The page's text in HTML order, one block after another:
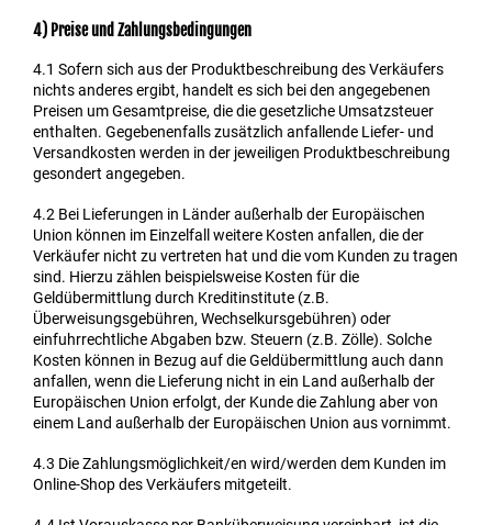
4) Preise und Zahlungsbedingungen
4.1 Sofern sich aus der Produktbeschreibung des Verkäufers
nichts anderes ergibt, handelt es sich bei den angegebenen
Preisen um Gesamtpreise, die die gesetzliche Umsatzsteuer
enthalten. Gegebenenfalls zusätzlich anfallende Liefer- und
Versandkosten werden in der jeweiligen Produktbeschreibung
gesondert angegeben.
4.2 Bei Lieferungen in Länder außerhalb der Europäischen
Union können im Einzelfall weitere Kosten anfallen, die der
Verkäufer nicht zu vertreten hat und die vom Kunden zu tragen
sind. Hierzu zählen beispielsweise Kosten für die
Geldübermittlung durch Kreditinstitute (z.B.
Überweisungsgebühren, Wechselkursgebühren) oder
einfuhrrechtliche Abgaben bzw. Steuern (z.B. Zölle). Solche
Kosten können in Bezug auf die Geldübermittlung auch dann
anfallen, wenn die Lieferung nicht in ein Land außerhalb der
Europäischen Union erfolgt, der Kunde die Zahlung aber von
einem Land außerhalb der Europäischen Union aus vornimmt.
4.3 Die Zahlungsmöglichkeit/en wird/werden dem Kunden im
Online-Shop des Verkäufers mitgeteilt.